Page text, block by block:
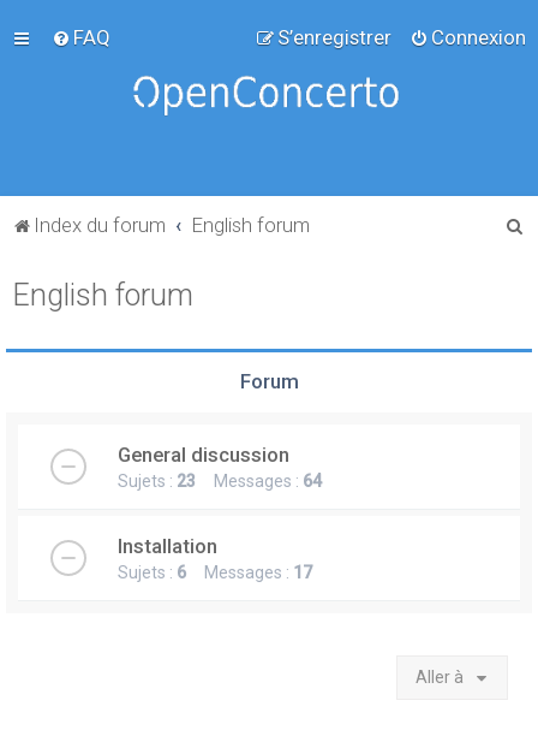
FAQ Connexion
S’enregistrer
Index du forum English forum
e
English forum
Forum
General discussion
Sujets : 23 Messages : 64
Installation
Sujets : 6 Messages : 17
Aller à